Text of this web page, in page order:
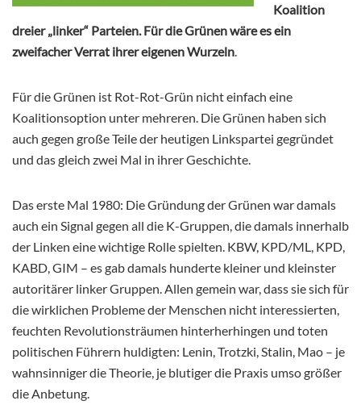
Koalition
dreier „linker“ Parteien. Für die Grünen wäre es ein
zweifacher Verrat ihrer eigenen Wurzeln
Für die Grünen ist Rot-Rot-Grün nicht einfach eine
Koalitionsoption unter mehreren. Die Grünen haben sich
auch gegen große Teile der heutigen Linkspartei gegründet
und das gleich zwei Mal in ihrer Geschichte.
Das erste Mal 1980: Die Gründung der Grünen war damals
auch ein Signal gegen all die K-Gruppen, die damals innerhalb
der Linken eine wichtige Rolle spielten. KBW, KPD/ML, KPD,
KABD, GIM – es gab damals hunderte kleiner und kleinster
autoritärer linker Gruppen. Allen gemein war, dass sie sich für
die wirklichen Probleme der Menschen nicht interessierten,
feuchten Revolutionsträumen hinterherhingen und toten
politischen Führern huldigten: Lenin, Trotzki, Stalin, Mao – je
wahnsinniger die Theorie, je blutiger die Praxis umso größer
die Anbetung.